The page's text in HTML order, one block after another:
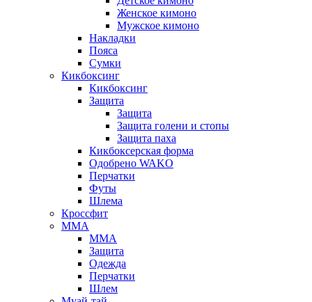
Женское кимоно
Мужское кимоно
Накладки
Пояса
Сумки
Кикбоксинг
Кикбоксинг
Защита
Защита
Защита голени и стопы
Защита паха
Кикбоксерская форма
Одобрено WAKO
Перчатки
Футы
Шлема
Кроссфит
ММА
ММА
Защита
Одежда
Перчатки
Шлем